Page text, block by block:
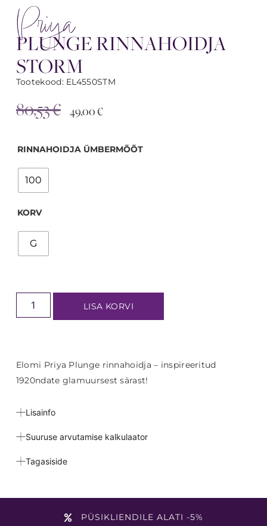
Priya
PLUNGE RINNAHOIDJA
STORM
Tootekood: EL4550STM
80,53€ 49,00€
RINNAHOIDJA ÜMBERMÕÕT
100
KORV
G
LISA KORVI
Elomi Priya Plunge rinnahoidja – inspireeritud
1920ndate glamuursest särast!
Lisainfo
Suuruse arvutamise kalkulaator
Tagasiside
PÜSIKLIENDILE ALATI -5%